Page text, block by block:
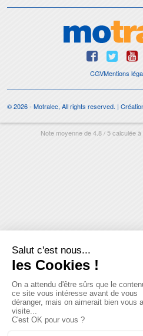
CGVMentions
© 2026 - Motralec, All rights reserved. |
Note moyenne de4.8/5calculée